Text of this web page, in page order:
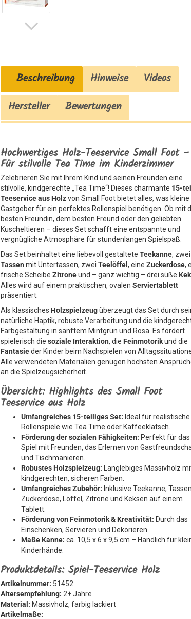
Beschreibung Hinweise
Videos
Hersteller
Bewertungen
Hochwertiges Holz-Teeservice Small Foot –
Für stilvolle Tea Time im Kinderzimmer
Zelebrieren Sie mit Ihrem Kind und seinen Freunden eine
stilvolle, kindgerechte „Tea Time“! Dieses charmante 15-
Teeservice aus Holzvon Small Foot bietet alles, was kleine
Gastgeber für ein perfektes Rollenspiel benötigen. Ob mit
besten Freundin, dem besten Freund oder den geliebten
Kuscheltieren – dieses Set schafft eine entspannte und
vergnügliche Atmosphäre für stundenlangen Spielspaß.
Das Set beinhaltet eine liebevoll gestalteteTeekanne, zwei
Tassen mit Untertassen, zweiTeelöffel, eineZuckerdose,
frische ScheibeZitroneund – ganz wichtig – drei süße
Alles wird auf einem praktischen, ovalenServiertablett
präsentiert.
Als klassisches Holzspielzeugüberzeugt das Set durch
natürliche Haptik, robuste Verarbeitung und die
Farbgestaltung in sanftem Mintgrün und Rosa. Es fördert
spielerisch diesoziale Interaktion, die Feinmotorikund die
Fantasieder Kinder beim Nachspielen von
Alle verwendeten Materialien genügen höchsten
an die Spielzeugsicherheit.
Übersicht: Highlights des Small Foot
Teeservice aus Holz
Umfangreiches 15-teiliges Set: Ideal für realistische
Rollenspiele wie Tea Time oder Kaffeeklatsch.
Förderung der sozialen Fähigkeiten: Perfekt für das
Spiel mit Freunden, das Erlernen von
und Tischmanieren.
Robustes Holzspielzeug: Langlebiges Massivholz
kindgerechten, sicheren Farben.
Umfangreiches Zubehör: Inklusive Teekanne,
Zuckerdose, Löffel, Zitrone und Keksen auf einem
Tablett.
Förderung von Feinmotorik & Kreativität: Durch das
Einschenken, Servieren und Dekorieren.
Maße Kanne: ca. 10,5 x 6 x 9,5 cm – Handlich für
Kinderhände.
Produktdetails: Spiel-Teeservice Holz
Artikelnummer: 51452
Altersempfehlung: 2+ Jahre
Material: Massivholz, farbig lackiert
Artikelmaße: